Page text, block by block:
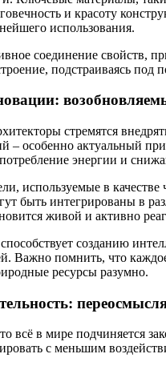
и красоту
использования.
соединение свойств,
подстраиваясь под
стремятся
– особенно актуальный
энергии и
используемые в
быть интегрированы в
живой и активно
созданию
Важно помнить, что
ресурсы разумно.
всё в мире подчиняется
с меньшим